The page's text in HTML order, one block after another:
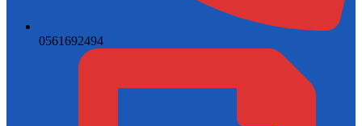
0561692494